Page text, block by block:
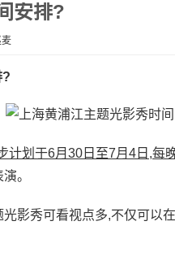
安排?
?
计划于6月30日至7月4日,每
。
光影秀可看视点多,不仅可以